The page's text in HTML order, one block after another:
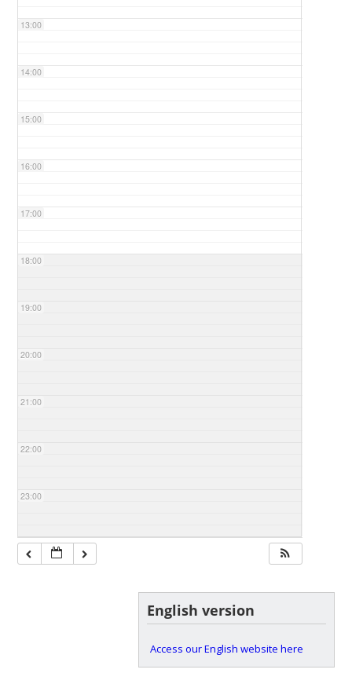
13:00
14:00
15:00
16:00
17:00
18:00
19:00
20:00
21:00
22:00
23:00
English version
Access our English website here